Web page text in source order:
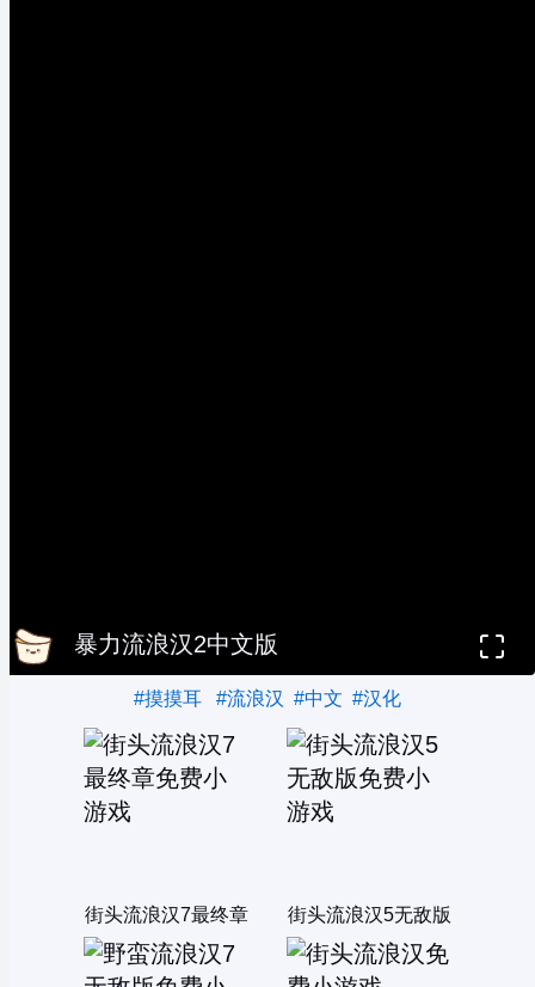
暴力流浪汉2中文版
#摸摸耳 #流浪汉 #中文 #汉化
街头流浪汉7最终章 街头流浪汉5无敌版